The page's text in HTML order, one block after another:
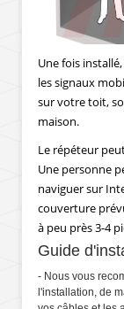
Une fois
les signaux
sur votre toit,
maison.
Le répéteur
Une personne
naviguer sur
couverture
à peu près 3-4
Guide
- Nous vous
l'installation, de